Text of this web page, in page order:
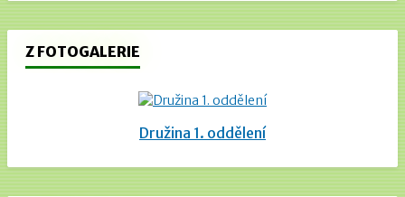
Z FOTOGALERIE
Družina 1. oddělení